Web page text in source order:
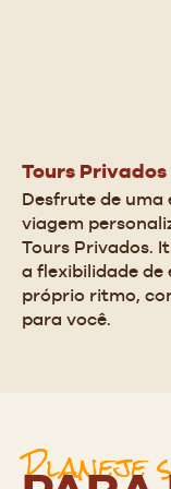
Tours Privados
Desfrute de uma
viagem
Tours Privados.
a flexibilidade de
próprio ritmo,
para você.
Planeje